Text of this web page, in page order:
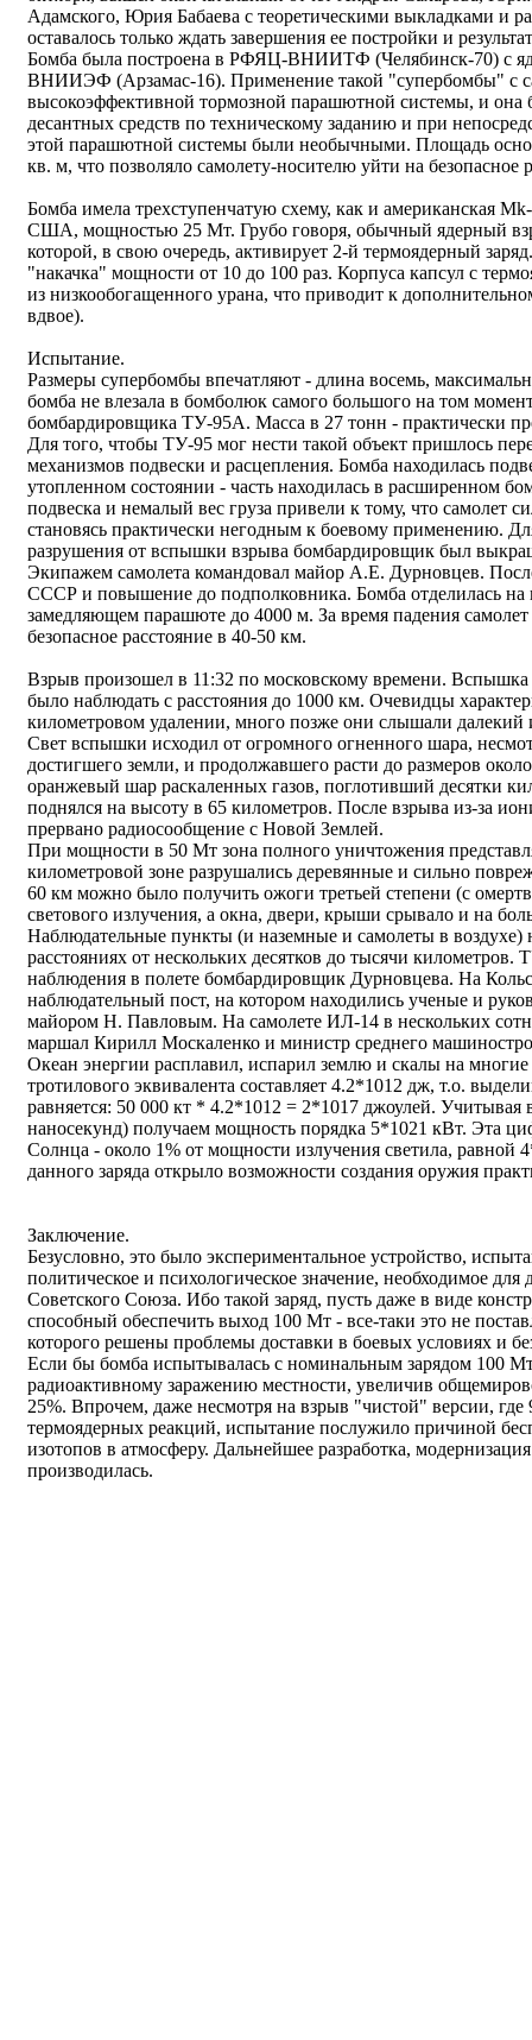
Адамского, Юрия Бабаева с теоретическими выкладками и
оставалось только ждать завершения ее постройки и
Бомба была построена в РФЯЦ-ВНИИТФ (Челябинск-70) с
ВНИИЭФ (Арзамас-16). Применение такой "супербомбы" с
высокоэффективной тормозной парашютной системы, и
десантных средств по техническому заданию и при
этой парашютной системы были необычными. Площадь
кв. м, что позволяло самолету-носителю уйти на безопасное
Бомба имела трехступенчатую схему, как и американская
США, мощностью 25 Мт. Грубо говоря, обычный ядерный
которой, в свою очередь, активирует 2-й термоядерный
"накачка" мощности от 10 до 100 раз. Корпуса капсул с
из низкообогащенного урана, что приводит к
вдвое).
Испытание.
Размеры супербомбы впечатляют - длина восемь,
бомба не влезала в бомболюк самого большого на том
бомбардировщика ТУ-95А. Масса в 27 тонн - практически
Для того, чтобы ТУ-95 мог нести такой объект пришлось
механизмов подвески и расцепления. Бомба находилась
утопленном состоянии - часть находилась в расширенном
подвеска и немалый вес груза привели к тому, что самолет
становясь практически негодным к боевому применению.
разрушения от вспышки взрыва бомбардировщик был
Экипажем самолета командовал майор А.Е. Дурновцев.
СССР и повышение до подполковника. Бомба отделилась на
замедляющем парашюте до 4000 м. За время падения самолет
безопасное расстояние в 40-50 км.
Взрыв произошел в 11:32 по московскому времени. Вспышка
было наблюдать с расстояния до 1000 км. Очевидцы
километровом удалении, много позже они слышали
Свет вспышки исходил от огромного огненного шара,
достигшего земли, и продолжавшего расти до размеров
оранжевый шар раскаленных газов, поглотивший десятки
поднялся на высоту в 65 километров. После взрыва из-за
прервано радиосообщение с Новой Землей.
При мощности в 50 Мт зона полного уничтожения
километровой зоне разрушались деревянные и сильно
60 км можно было получить ожоги третьей степени (с
светового излучения, а окна, двери, крыши срывало и на
Наблюдательные пункты (и наземные и самолеты в воздухе)
расстояниях от нескольких десятков до тысячи
наблюдения в полете бомбардировщик Дурновцева. На
наблюдательный пост, на котором находились ученые и
майором Н. Павловым. На самолете ИЛ-14 в нескольких
маршал Кирилл Москаленко и министр среднего
Океан энергии расплавил, испарил землю и скалы на
тротилового эквивалента составляет 4.2*1012 дж, т.о.
равняется: 50 000 кт * 4.2*1012 = 2*1017 джоулей. Учитывая
наносекунд) получаем мощность порядка 5*1021 кВт. Эта
Солнца - около 1% от мощности излучения светила, равной
данного заряда открыло возможности создания оружия
Заключение.
Безусловно, это было экспериментальное устройство,
политическое и психологическое значение, необходимое для
Советского Союза. Ибо такой заряд, пусть даже в виде
способный обеспечить выход 100 Мт - все-таки это не
которого решены проблемы доставки в боевых условиях и
Если бы бомба испытывалась с номинальным зарядом 100
радиоактивному заражению местности, увеличив
25%. Впрочем, даже несмотря на взрыв "чистой" версии, где
термоядерных реакций, испытание послужило причиной
изотопов в атмосферу. Дальнейшее разработка,
производилась.